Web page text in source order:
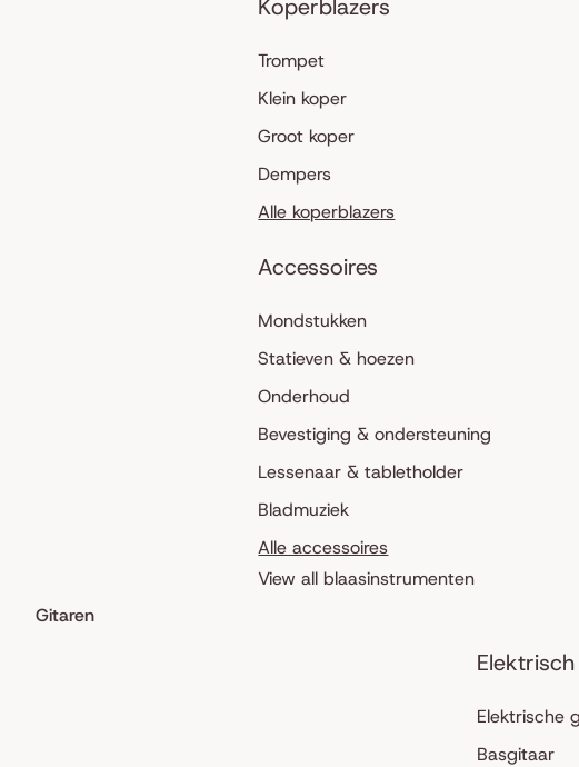
Koperblazers
Trompet
Klein koper
Groot koper
Dempers
Alle koperblazers
Accessoires
Mondstukken
Statieven & hoezen
Onderhoud
Bevestiging & ondersteuning
Lessenaar & tabletholder
Bladmuziek
Alle accessoires
View all blaasinstrumenten
Gitaren
Elektrische
Basgitaar